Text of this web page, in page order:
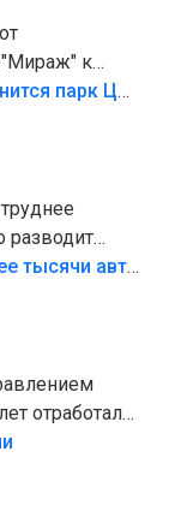
к
Глава Тольятти рассказал, как изменится парк Центрального района
разводит
полно
В тольяттинский лес не пустили более тысячи автомобилей
отработали